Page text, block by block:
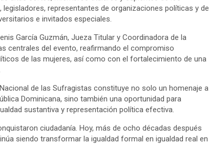
representantes de organizaciones políticas y de
e invitados especiales.
García Guzmán, Jueza Titular y Coordinadora de la
centrales del evento, reafirmando el compromiso
de las mujeres, así como con el fortalecimiento de una
de las Sufragistas constituye no solo un homenaje a
Dominicana, sino también una oportunidad para
sustantiva y representación política efectiva.
ciudadanía. Hoy, más de ocho décadas después
siendo transformar la igualdad formal en igualdad real en